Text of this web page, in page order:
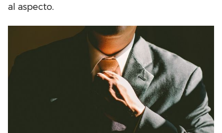
al aspecto.